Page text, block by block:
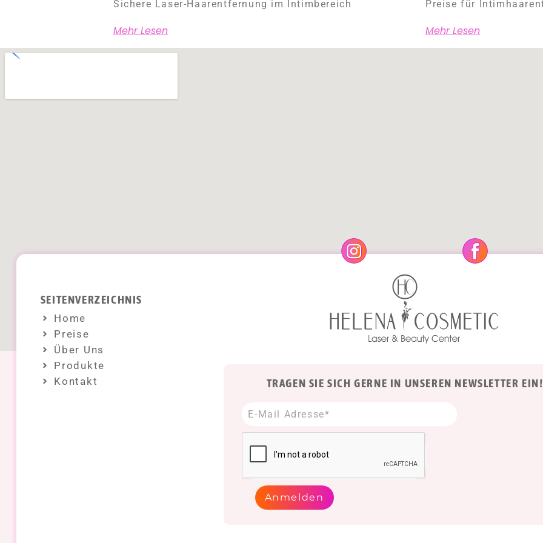
Sichere Laser-Haarentfernung im Intimbereich
Mehr Lesen
Preise für
Mehr Lesen
SEITENVERZEICHNIS
Home
Preise
Über Uns
Produkte
Kontakt
TRAGEN SIE SICH GERNE IN UNSEREN NEWSLETTER EIN!
Anmelden